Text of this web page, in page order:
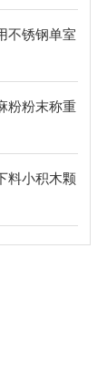
不锈钢单室
粉粉末称重
料小积木颗